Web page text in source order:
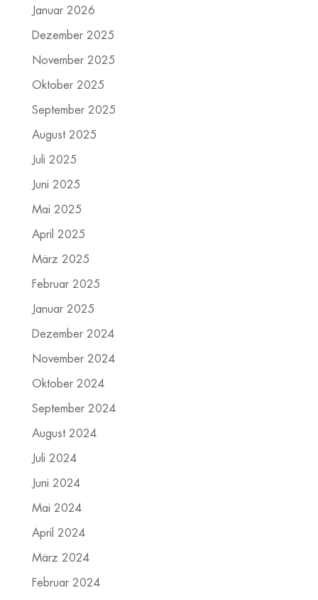
Januar 2026
Dezember 2025
November 2025
Oktober 2025
September 2025
August 2025
Juli 2025
Juni 2025
Mai 2025
April 2025
März 2025
Februar 2025
Januar 2025
Dezember 2024
November 2024
Oktober 2024
September 2024
August 2024
Juli 2024
Juni 2024
Mai 2024
April 2024
März 2024
Februar 2024